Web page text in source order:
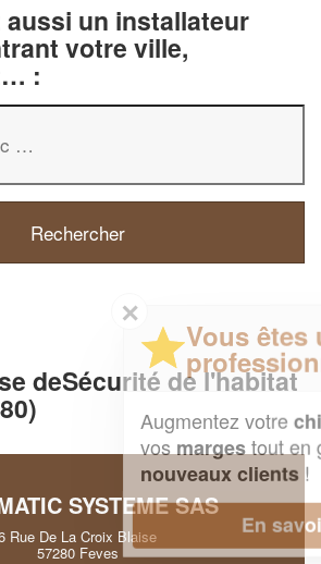
aussi un installateur
votre ville,
:
deSécurité de l'habitat
SYSTEME SAS
Rue De La Croix Blaise
57280 Feves
Vous êtes un
professionnel ?
votre chiffre d'affaireset
marges tout en gagnant de
En savoir plus